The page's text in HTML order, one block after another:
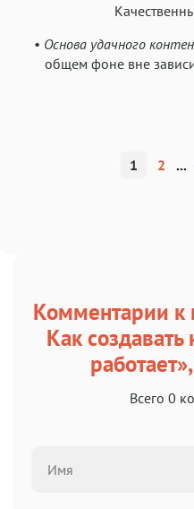
• Основа удачного
общем фоне вне
1 2 ...
Комментарии к
Как создавать
Всего 0